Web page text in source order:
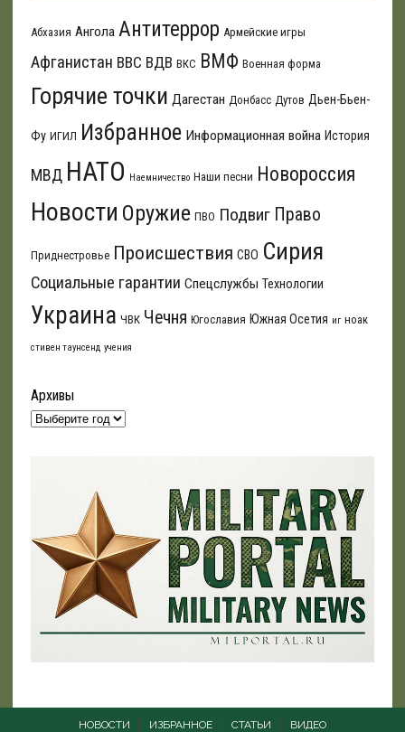
Абхазия Ангола Антитеррор Армейские игры
Афганистан ВВС ВДВ ВКС ВМФ Военная форма
Горячие точки Дагестан Донбасс Дутов Дьен-Бьен-
Фу ИГИЛ Избранное Информационная война История
МВД НАТО Наемничество Наши песни Новороссия
Новости Оружие ПВО Подвиг Право
Приднестровье Происшествия СВО Сирия
Социальные гарантии Спецслужбы Технологии
Украина ЧВК Чечня Югославия Южная Осетия иг ноак
стивен таунсенд учения
Архивы
НОВОСТИ ИЗБРАННОЕ СТАТЬИ ВИДЕО